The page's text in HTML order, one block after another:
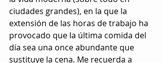
ciudades grandes), en la que la
extensión de las horas de trabajo ha
provocado que la última comida del
día sea una once abundante que
sustituye la cena. Me recuerda a